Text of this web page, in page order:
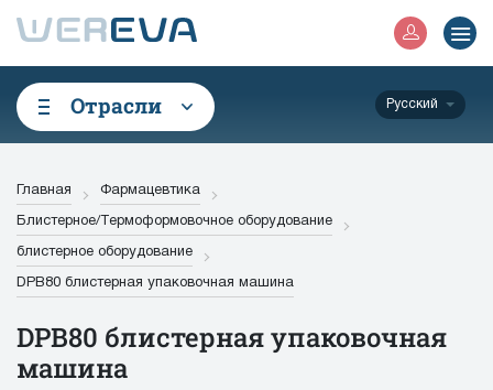
Отрасли Русский
Главная Фармацевтика
Блистерное/Термоформовочное оборудование
блистерное оборудование
DPB80 блистерная упаковочная машина
DPB80 блистерная упаковочная
машина